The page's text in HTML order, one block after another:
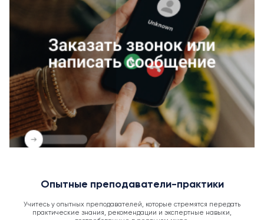
Опытные преподаватели-практики
Учитесь у опытных преподавателей, которые стремятся передать
практические знания, рекомендации и экспертные навыки,